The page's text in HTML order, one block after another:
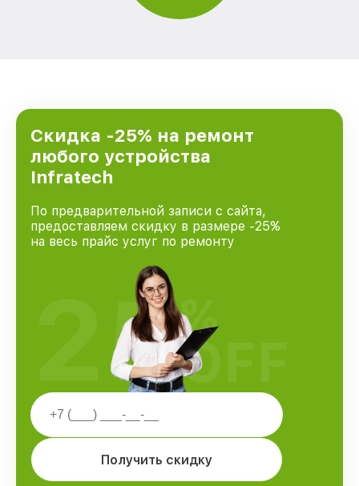
Скидка -25% на ремонт
любого устройства
Infratech
По предварительной записи с сайта,
предоставляем скидку в размере -25%
на весь прайс услуг по ремонту
Получить скидку
25%
OFF